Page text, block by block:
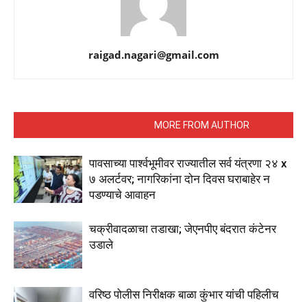
raigad.nagari@gmail.com
MORE FROM AUTHOR
पावसाच्या पार्श्वभूमीवर राज्यातील सर्व यंत्रणा २४ x
७ अलर्टवर; नागरिकांना दोन दिवस घराबाहेर न
पडण्याचे आवाहन
चक्रीवादळाचा तडाखा; जेएनपीए बंदरात कंटेनर
उडाले
वरिष्ठ पोलीस निरीक्षक बाळा कुंभार यांची पहिलीच